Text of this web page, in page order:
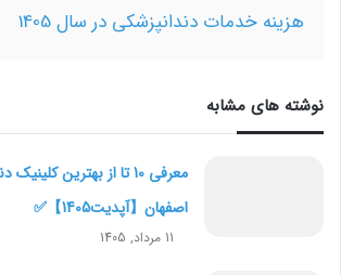
هزینه خدمات دندانپزشکی در سال 1405
نوشته های مشابه
معرفی 10 تا از بهترین
اصفهان【آپدیت1405】✅
11 مرداد, 1405